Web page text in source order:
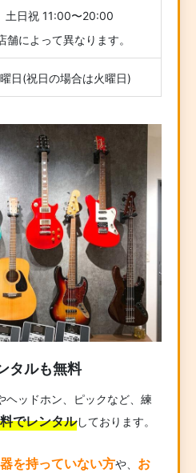
土日祝 11:00〜20:00
舗によって異なります。
日(祝日の場合は火曜日)
タルも無料
ヘッドホン、ピックなど、練
でレンタルしております。
を持っていない方や、 お